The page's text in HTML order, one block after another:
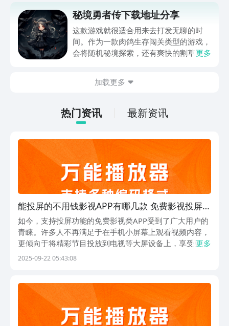
app进行下载会更加方便，九游是手游福
利最多的游戏平台，在这里不仅能够看到
游戏资源，还能及时查看后续的消息、活
动内容等相关信息。
秘境勇者传下载地址分享
这款游戏就很适合用来去打发无聊的时
间。作为一款肉鸽生存闯关类型的游戏，
会将随机秘境探索，还有爽快的割草闯关
接就可以下载。游戏的上手门槛还是比较
打发无聊的时间，可玩性真的比较高。
更多
加载更多
热门资讯 最新资讯
能投屏的不用钱影视APP有哪几款 免费影视投屏软
件下载分享与使用指南
如今，支持投屏功能的免费影视类APP受到了广大用户的
青睐。许多人不再满足于在手机小屏幕上观看视频内容，
更倾向于将精彩节目投放到电视等大屏设备上，享受更具
沉浸感的视听体验。为此，选择一款操作便捷、资源丰富
更多
2025-09-22 05:43:08